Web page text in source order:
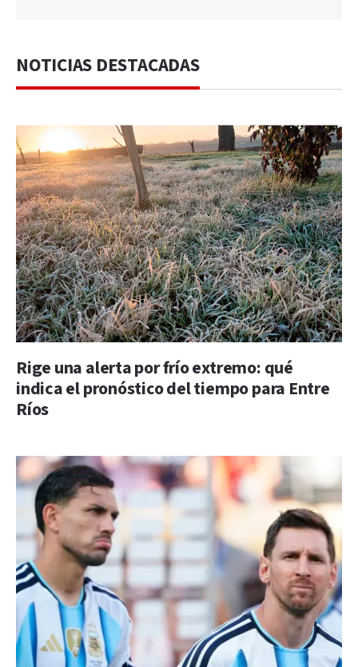
NOTICIAS DESTACADAS
Rige una alerta por frío extremo: qué
indica el pronóstico del tiempo para Entre
Ríos